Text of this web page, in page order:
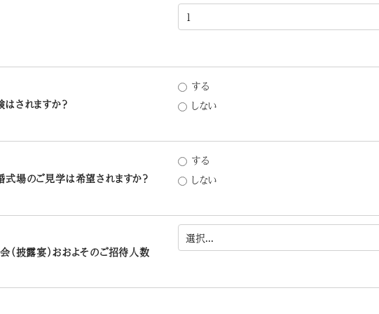
されますか？
する
しない
場のご見学は希望されますか？
する
しない
（披露宴）おおよそのご招待人数